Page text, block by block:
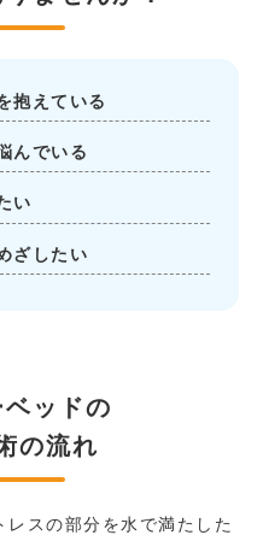
抱えている
んでいる
い
ざしたい
ッドの
の流れ
スの部分を水で満たした